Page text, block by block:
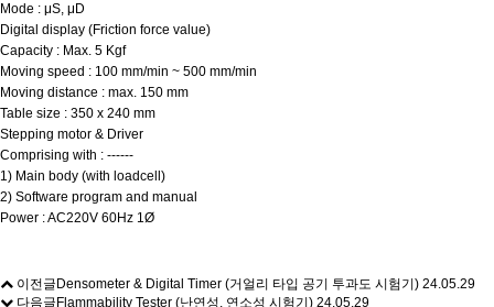
Mode : μS, μD
Digital display (Friction force value)
Capacity : Max. 5 Kgf
Moving speed : 100 mm/min ~ 500 mm/min
Moving distance : max. 150 mm
Table size : 350 x 240 mm
Stepping motor & Driver
Comprising with : ------
1) Main body (with loadcell)
2) Software program and manual
Power : AC220V 60Hz 1Ø
이전글 Densometer & Digital Timer (거얼리 타입 공기 투과도 시험기) 24.05.29
다음글 Flammability Tester (난연성, 연소성 시험기) 24.05.29